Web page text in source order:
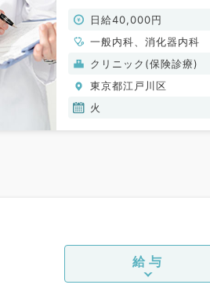
日給40,000円
一般内科、消化器内科
クリニック(保険診療)
東京都江戸川区
火
給与